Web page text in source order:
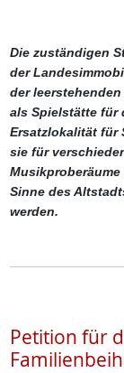
Die zuständigen
der
der
als Spielstätte für
Ersatzlokalität für
sie für
Sinne des
werden.
Petition für